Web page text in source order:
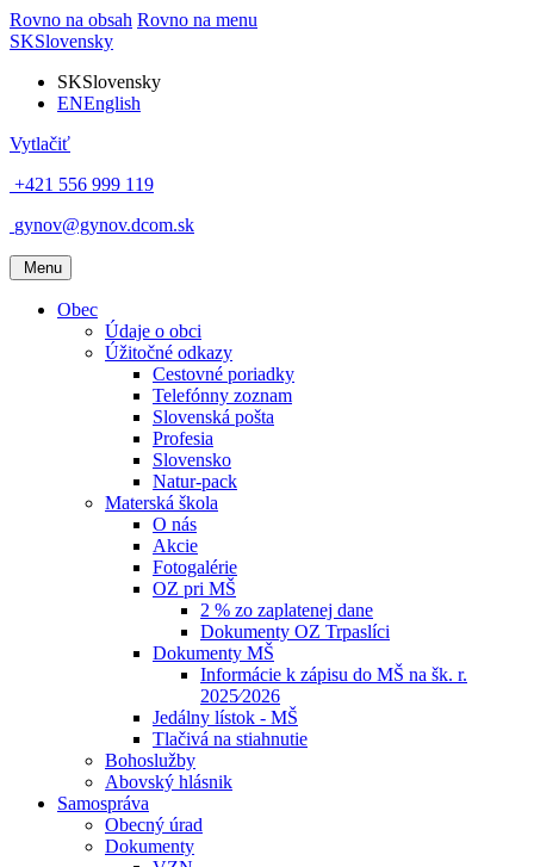
Rovno na obsah Rovno na menu
SKSlovensky
SKSlovensky
ENEnglish
Vytlačiť
+421 556 999 119
gynov@gynov.dcom.sk
Menu
Obec
Údaje o obci
Úžitočné odkazy
Cestovné poriadky
Telefónny zoznam
Slovenská pošta
Profesia
Slovensko
Natur-pack
Materská škola
O nás
Akcie
Fotogalérie
OZ pri MŠ
2 % zo zaplatenej dane
Dokumenty OZ Trpaslíci
Dokumenty MŠ
Informácie k zápisu do MŠ na šk. r.
2025⁄2026
Jedálny lístok - MŠ
Tlačivá na stiahnutie
Bohoslužby
Abovský hlásnik
Samospráva
Obecný úrad
Dokumenty